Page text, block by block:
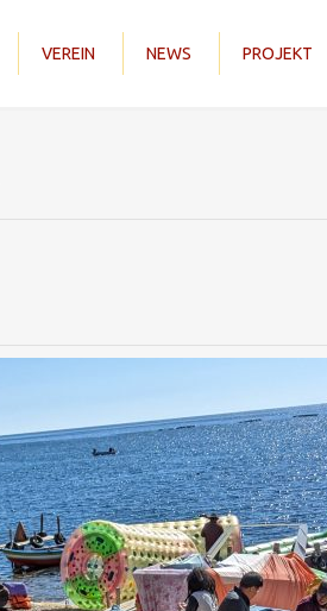
VEREIN NEWS PROJEKT